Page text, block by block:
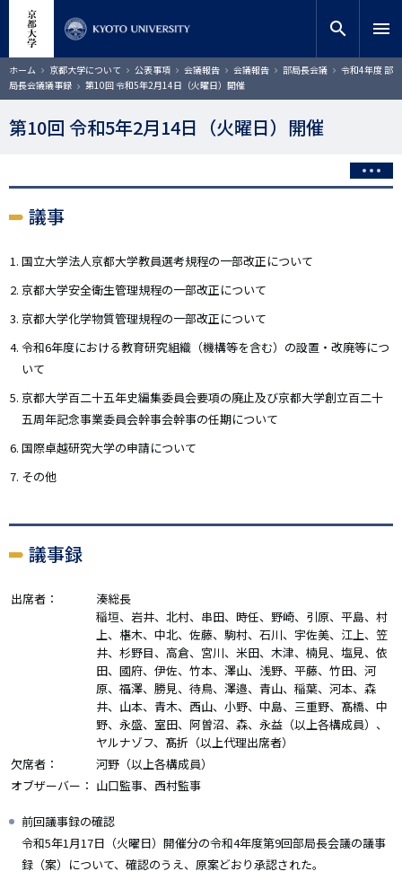
コ
ン
テ
ン
ツ
動
サイト内検索
検索
search menu
ホーム 京都大学について 公表事項 会議報告 会議報告 部局長会議
令和4年度 部
局長会議議事録
第10回 令和5年2月14日（火曜日）開催
第10回 令和5年2月14日（火曜日）開催
議事
国立大学法人京都大学教員選考規程の一部改正について
京都大学安全衛生管理規程の一部改正について
京都大学化学物質管理規程の一部改正について
令和6年度における教育研究組織（機構等を含む）の設置・改廃等につ
いて
京都大学百二十五年史編集委員会要項の廃止及び京都大学創立百二十
五周年記念事業委員会幹事会幹事の任期について
国際卓越研究大学の申請について
その他
議事録
出席者：
湊総長
稲垣、岩井、北村、串田、時任、野崎、引原、平島、村
上、椹木、中北、佐藤、駒村、石川、宇佐美、江上、笠
井、杉野目、高倉、宮川、米田、木津、楠見、塩見、依
田、國府、伊佐、竹本、澤山、浅野、平藤、竹田、河
原、福澤、勝見、待鳥、澤邉、青山、稲葉、河本、森
井、山本、青木、西山、小野、中島、三重野、髙橋、中
野、永盛、室田、阿曽沼、森、永益（以上各構成員）、
ヤルナゾフ、髙折（以上代理出席者）
欠席者：
河野（以上各構成員）
オブザーバー： 山口監事、西村監事
前回議事録の確認
令和5年1月17日（火曜日）開催分の令和4年度第9回部局長会議の議事
録（案）について、確認のうえ、原案どおり承認された。